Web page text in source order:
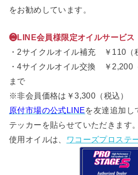
をお勧めしています。
❷LINE会員様限定オイルサービス
・2サイクルオイル補充 ￥110（
・4サイクルオイル交換 ￥2,200
まで
※非会員価格は￥3,300（税込）
原付市場の公式LINEを友達追加し
テッカーを貼らせていただきます。
使用オイルは、
ワコーズプロステ